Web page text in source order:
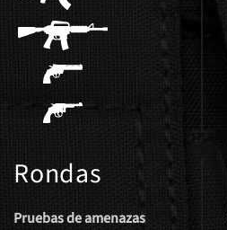
Rondas
Pruebas de amenazas